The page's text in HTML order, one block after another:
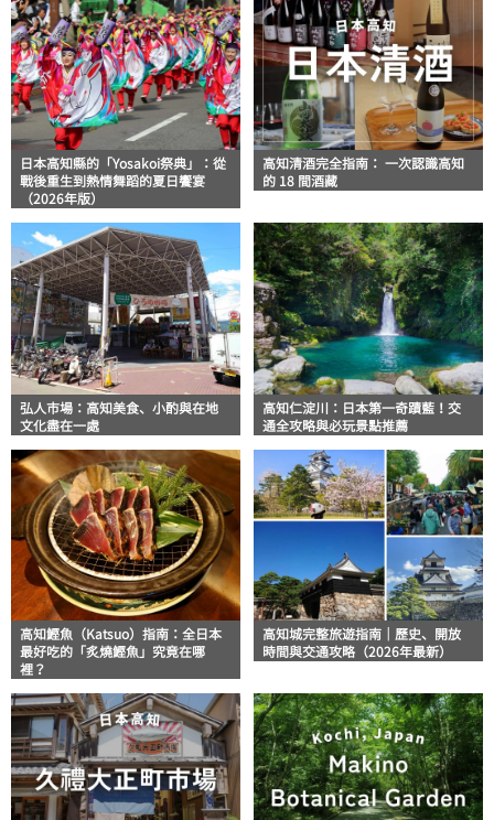
日本高知縣的「Yosakoi祭典」：從
戰後重生到熱情舞蹈的夏日饗宴
（2026年版）
高知清酒完全指南： 一次認識高知
的 18 間酒藏
弘人市場：高知美食、小酌與在地
文化盡在一處
高知仁淀川：日本第一奇蹟藍！交
通全攻略與必玩景點推薦
高知鰹魚（Katsuo）指南：全日本
最好吃的「炙燒鰹魚」究竟在哪
裡？
高知城完整旅遊指南｜歷史、開放
時間與交通攻略（2026年最新）